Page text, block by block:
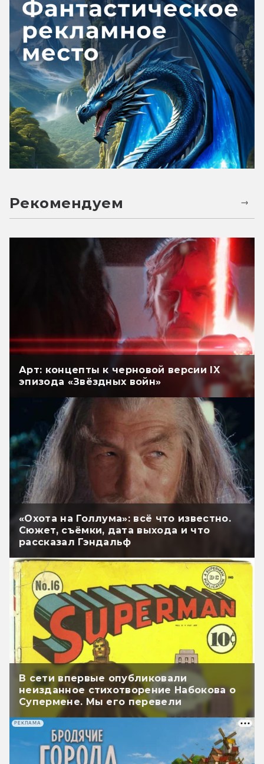
Рекомендуем
Арт: концепты к черновой версии IX
эпизода «Звёздных войн»
«Охота на Голлума»: всё что известно.
Сюжет, съёмки, дата выхода и что
рассказал Гэндальф
В сети впервые опубликовали
неизданное стихотворение Набокова о
Супермене. Мы его перевели
РЕКЛАМА